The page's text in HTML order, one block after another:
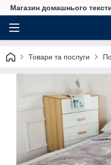
Магазин домашнього
Товари та послуги